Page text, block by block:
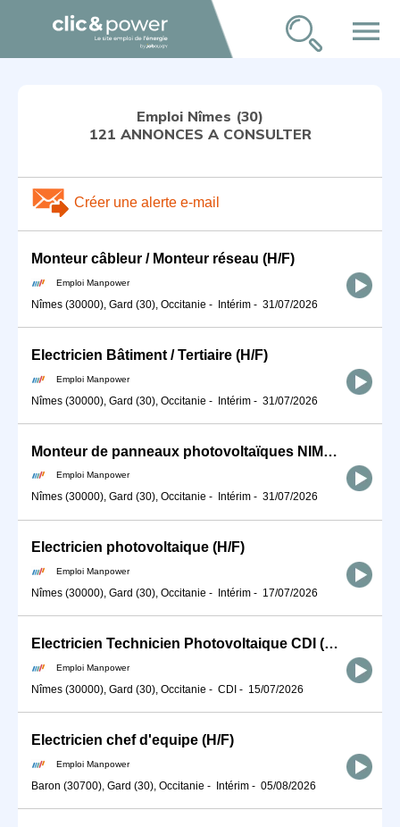
menu
Emploi Nîmes (30)
121 ANNONCES A CONSULTER
Créer une alerte e-mail
Monteur câbleur / Monteur réseau (H/F)
Emploi Manpower
Nîmes (30000), Gard (30), Occitanie - Intérim - 31/07/2026
Electricien Bâtiment / Tertiaire (H/F)
Emploi Manpower
Nîmes (30000), Gard (30), Occitanie - Intérim - 31/07/2026
Monteur de panneaux photovoltaïques NIMES (H/F)
Emploi Manpower
Nîmes (30000), Gard (30), Occitanie - Intérim - 31/07/2026
Electricien photovoltaique (H/F)
Emploi Manpower
Nîmes (30000), Gard (30), Occitanie - Intérim - 17/07/2026
Electricien Technicien Photovoltaique CDI (H/F) (H/F)
Emploi Manpower
Nîmes (30000), Gard (30), Occitanie - CDI - 15/07/2026
Electricien chef d'equipe (H/F)
Emploi Manpower
Baron (30700), Gard (30), Occitanie - Intérim - 05/08/2026